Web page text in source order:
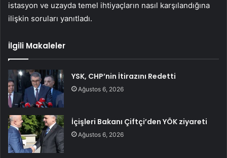
istasyon ve uzayda temel ihtiyaçların nasıl karşılandığına
ilişkin soruları yanıtladı.
İlgili Makaleler
YSK, CHP’nin İtirazını Redetti
Ağustos 6, 2026
İçişleri Bakanı Çiftçi’den YÖK ziyareti
Ağustos 6, 2026